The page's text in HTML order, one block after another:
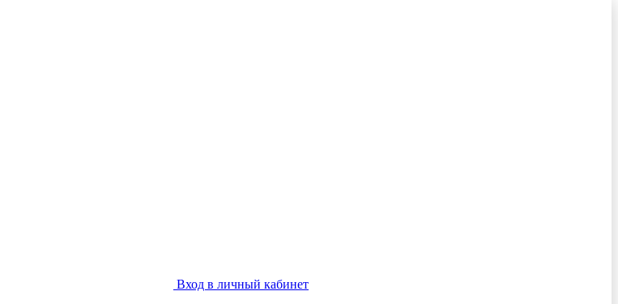
Вход в личный кабинет